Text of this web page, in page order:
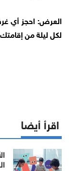
العرض: احجز أي
لكل ليلة من إقامتك
اقرأ أيضا